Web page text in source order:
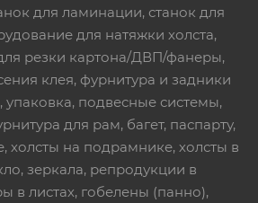
для ламинации, станок для
для натяжки холста,
резки картона/ДВП/фанеры,
клея, фурнитура и задники
подвесные системы,
для рам, багет, паспарту,
холсты на подрамнике, холсты в
зеркала, репродукции в
в листах, гобелены (панно),